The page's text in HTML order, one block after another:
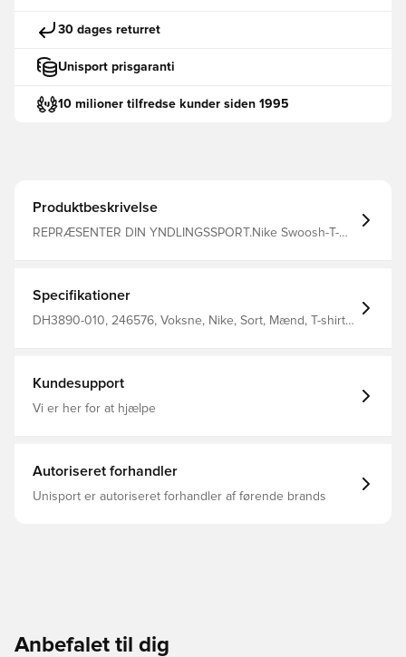
30 dages returret
Unisport prisgaranti
10 milioner tilfredse kunder siden 1995
Produktbeskrivelse
REPRÆSENTER DIN YNDLINGSSPORT.Nike Swoosh-T-
afslappet og fri fornemmelse100%
bomuldMaskinvaskImporteret"
Specifikationer
DH3890-010, 246576, Voksne, Nike, Sort, Mænd, T-shirts,
Kundesupport
Vi er her for at hjælpe
Autoriseret forhandler
Unisport er autoriseret forhandler af førende brands
Anbefalet til dig